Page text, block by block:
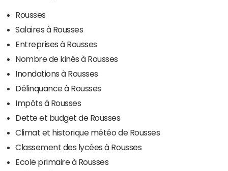
Rousses
Salaires à Rousses
Entreprises à Rousses
Nombre de kinés à Rousses
Inondations à Rousses
Délinquance à Rousses
Impôts à Rousses
Dette et budget de Rousses
Climat et historique météo de Rousses
Classement des lycées à Rousses
Ecole primaire à Rousses